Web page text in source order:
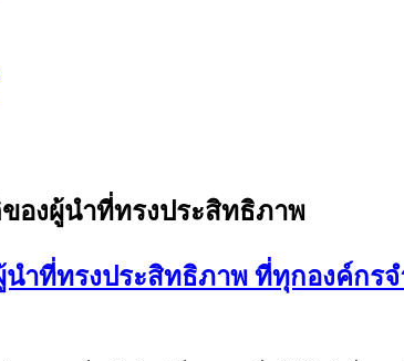
องผู้นำที่ทรงประสิทธิภาพ
ำที่ทรงประสิทธิภาพ ที่ทุกองค์กรจ